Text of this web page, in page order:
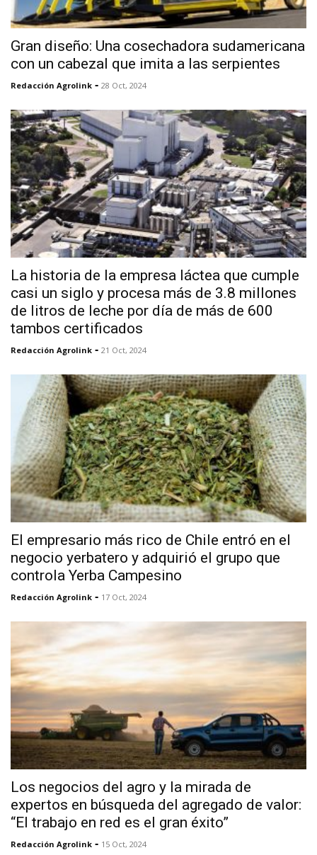
Gran diseño: Una cosechadora sudamericana
con un cabezal que imita a las serpientes
Redacción Agrolink - 28 Oct, 2024
La historia de la empresa láctea que cumple
casi un siglo y procesa más de 3.8 millones
de litros de leche por día de más de 600
tambos certificados
Redacción Agrolink - 21 Oct, 2024
El empresario más rico de Chile entró en el
negocio yerbatero y adquirió el grupo que
controla Yerba Campesino
Redacción Agrolink - 17 Oct, 2024
Los negocios del agro y la mirada de
expertos en búsqueda del agregado de valor:
“El trabajo en red es el gran éxito”
Redacción Agrolink - 15 Oct, 2024